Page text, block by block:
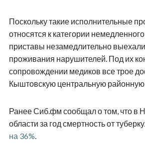
Поскольку такие исполнительные
относятся к категории
приставы незамедлительно
проживания нарушителей. Под их
сопровождении медиков все трое
Кыштовскую центральную районную
Ранее Сиб.фм сообщал о том, что в
области за год смертность от
на 36%.